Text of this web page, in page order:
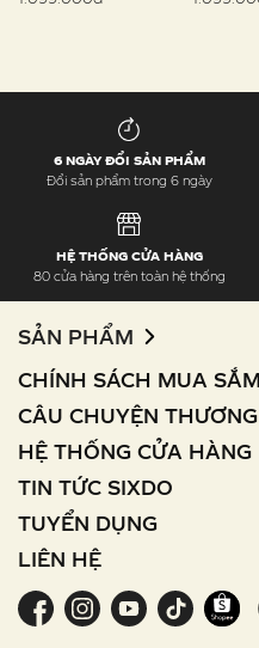
6 NGÀY ĐỔI SẢN PHẨM
Đổi sản phẩm trong 6 ngày
HỆ THỐNG CỬA HÀNG
80 cửa hàng trên toàn hệ thống
SẢN PHẨM
CHÍNH SÁCH MUA SẮM
CÂU CHUYỆN
HỆ THỐNG CỬA HÀNG
TIN TỨC SIXDO
TUYỂN DỤNG
LIÊN HỆ